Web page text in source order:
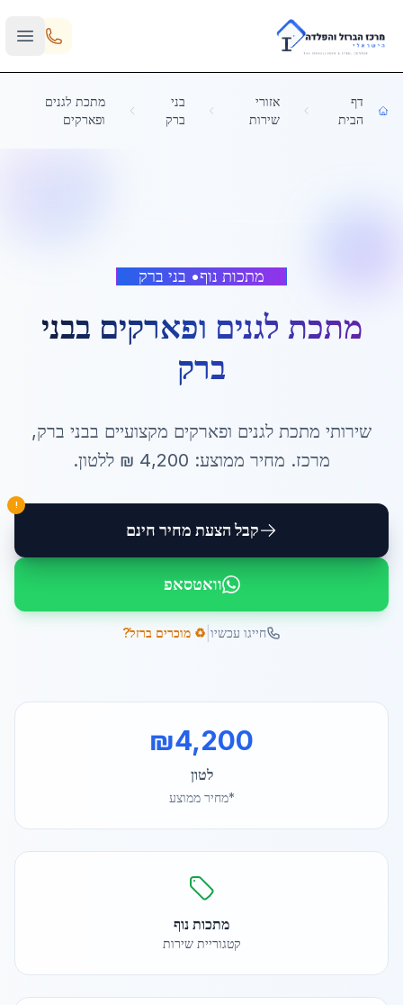
Skip to main content
דף
הבית
אזורי
שירות
בני
ברק
מתכת לגנים
ופארקים
מתכות נוף• בני ברק
מתכת לגנים ופארקים בבני
ברק
שירותי מתכת לגנים ופארקים מקצועיים בבני ברק,
מרכז. מחיר ממוצע: 4,200 ₪ ללטון.
קבל הצעת מחיר חינם
!
וואטסאפ
חייגו עכשיו ♻️ מוכרים ברזל?
₪4,200
לטון
*מחיר ממוצע
מתכות נוף
קטגוריית שירות